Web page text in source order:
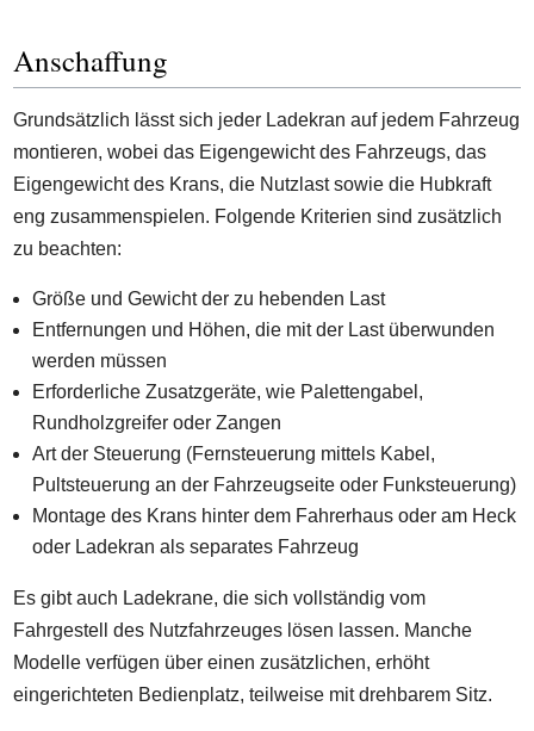
Anschaffung
Grundsätzlich lässt sich jeder Ladekran auf jedem Fahrzeug
montieren, wobei das Eigengewicht des Fahrzeugs, das
Eigengewicht des Krans, die Nutzlast sowie die Hubkraft
eng zusammenspielen. Folgende Kriterien sind zusätzlich
zu beachten:
Größe und Gewicht der zu hebenden Last
Entfernungen und Höhen, die mit der Last überwunden
werden müssen
Erforderliche Zusatzgeräte, wie Palettengabel,
Rundholzgreifer oder Zangen
Art der Steuerung (Fernsteuerung mittels Kabel,
Pultsteuerung an der Fahrzeugseite oder Funksteuerung)
Montage des Krans hinter dem Fahrerhaus oder am Heck
oder Ladekran als separates Fahrzeug
Es gibt auch Ladekrane, die sich vollständig vom
Fahrgestell des Nutzfahrzeuges lösen lassen. Manche
Modelle verfügen über einen zusätzlichen, erhöht
eingerichteten Bedienplatz, teilweise mit drehbarem Sitz.